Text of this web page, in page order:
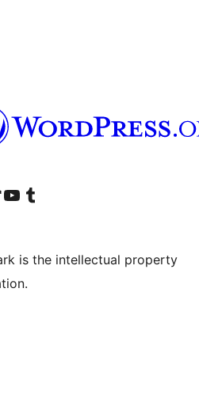
TikTok account
Truy cập kênh YouTube của chúng tôi Visit our Tumblr account
is the intellectual property